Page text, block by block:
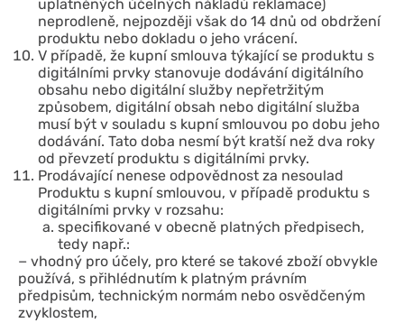
uplatněných účelných nákladů reklamace)
neprodleně, nejpozději však do 14 dnů od obdržení
produktu nebo dokladu o jeho vrácení.
V případě, že kupní smlouva týkající se produktu s
digitálními prvky stanovuje dodávání digitálního
obsahu nebo digitální služby nepřetržitým
způsobem, digitální obsah nebo digitální služba
musí být v souladu s kupní smlouvou po dobu jeho
dodávání. Tato doba nesmí být kratší než dva roky
od převzetí produktu s digitálními prvky.
Prodávající nenese odpovědnost za nesoulad
Produktu s kupní smlouvou, v případě produktu s
digitálními prvky v rozsahu:
specifikované v obecně platných předpisech,
tedy např.:
− vhodný pro účely, pro které se takové zboží obvykle
používá, s přihlédnutím k platným právním
předpisům, technickým normám nebo osvědčeným
zvyklostem,